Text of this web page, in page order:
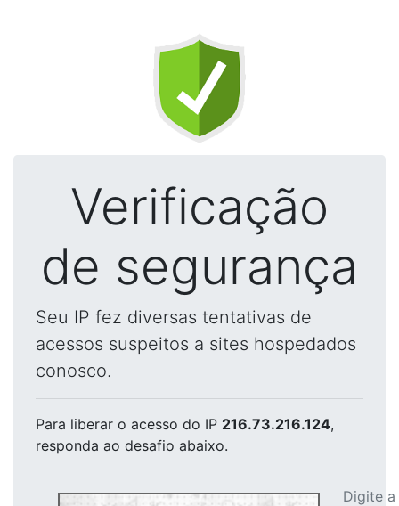
Verificação
de segurança
Seu IP fez diversas tentativas de
acessos suspeitos a sites hospedados
conosco.
Para liberar o acesso do IP 216.73.216.124,
responda ao desafio abaixo.
Digite